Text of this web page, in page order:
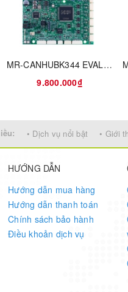
MR-CANHUBK344 EVAL BOARD FOR S32K344
9.800.000₫
• Dịch vụ nổi bật • Giới
HƯỚNG DẪN
Hướng dẫn mua hàng
Hướng dẫn thanh toán
Chính sách bảo hành
Điều khoản dịch vụ